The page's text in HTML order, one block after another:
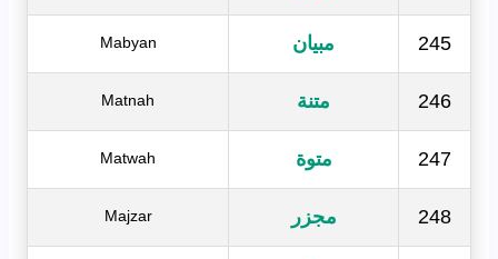
245 مبيان Mabyan
246 متنة Matnah
247 متوة Matwah
248 مجزر Majzar